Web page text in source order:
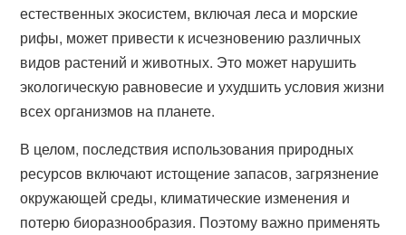
естественных экосистем, включая леса и морские
рифы, может привести к исчезновению различных
видов растений и животных. Это может нарушить
экологическую равновесие и ухудшить условия жизни
всех организмов на планете.
В целом, последствия использования природных
ресурсов включают истощение запасов, загрязнение
окружающей среды, климатические изменения и
потерю биоразнообразия. Поэтому важно применять